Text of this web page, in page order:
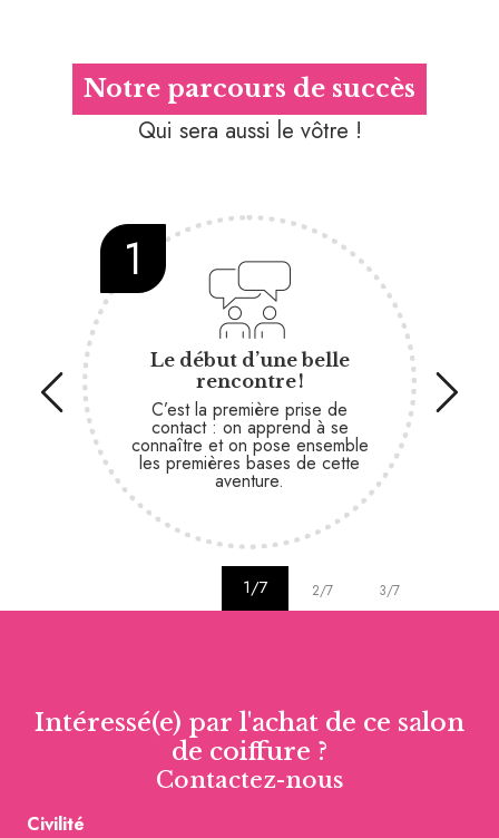
Notre parcours de succès
Qui sera aussi le vôtre !
1
Le début d’une belle
rencontre !
C’est la première prise de
contact : on apprend à se
connaître et on pose ensemble
les premières bases de cette
aventure.
1/7 2/7 3/7
Intéressé(e) par l'achat de ce salon
de coiffure ?
Contactez-nous
Civilité